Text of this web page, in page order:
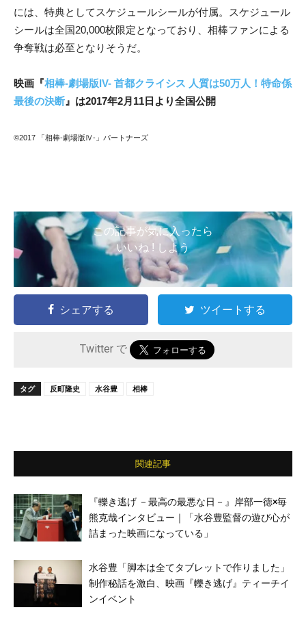
には、特典としてスケジュールシールが付属。スケジュール
シールは全国20,000枚限定となっており、相棒ファンによる
争奪戦は必至となりそうだ。
映画『相棒-劇場版IV- 首都クライシス 人質は50万人！特命係
最後の決断 』は2017年2月11日より全国公開
©2017 「相棒-劇場版Ⅳ-」パートナーズ
この記事が気に入ったら
いいね ! しよう
シェアする ツイートする
Twitter で
タグ 反町隆史 水谷豊 相棒
関連記事
『轢き逃げ －最高の最悪な日－』岸部一徳×毎
熊克哉インタビュー｜「水谷豊監督の遊び心が
詰まった映画になっている」
水谷豊「脚本は全てタブレットで作りました」
制作秘話を激白、映画『轢き逃げ』ティーチイ
ンイベント